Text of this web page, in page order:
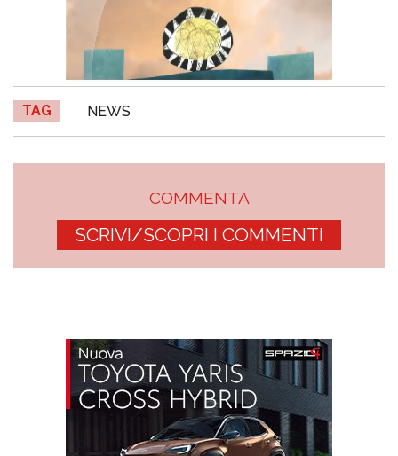
TAG NEWS
COMMENTA
SCRIVI/SCOPRI I COMMENTI